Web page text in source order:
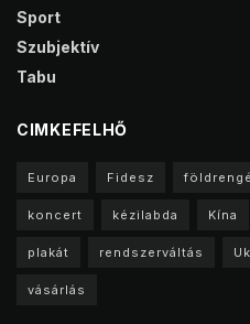
Sport
Szubjektív
Tabu
CIMKEFELHŐ
Europa Fidesz
koncert kézilabda Kína
plakát rendszerváltás
vásárlás